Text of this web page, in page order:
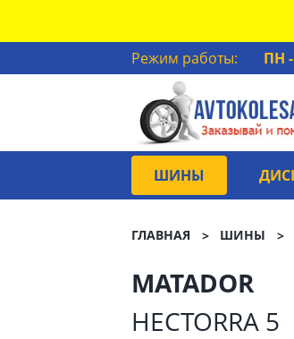
Режим работы: ПН
ШИНЫ
ГЛАВНАЯ ШИНЫ
MATADOR
HECTORRA 5